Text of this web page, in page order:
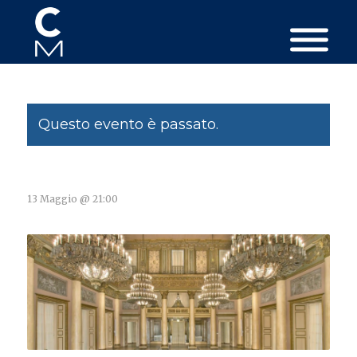
Questo evento è passato.
13 Maggio @ 21:00